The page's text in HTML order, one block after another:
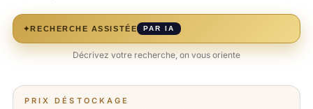
✦RECHERCHE ASSISTÉE PAR IA
Décrivez votre recherche, on vous oriente
PRIX DÉSTOCKAGE